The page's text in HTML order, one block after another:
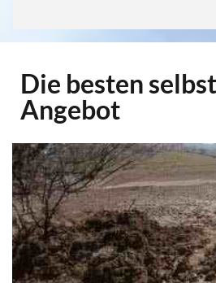
Die besten
Angebot